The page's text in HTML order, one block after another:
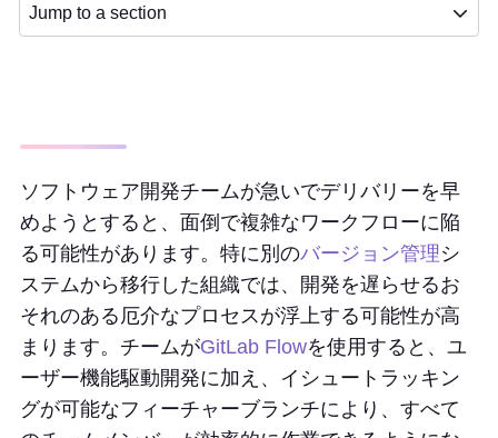
Jump to a section
ソフトウェア開発チームが急いでデリバリーを早
めようとすると、面倒で複雑なワークフローに陥
る可能性があります。特に別のバージョン管理シ
ステムから移行した組織では、開発を遅らせるお
それのある厄介なプロセスが浮上する可能性が高
まります。チームがGitLab Flowを使用すると、ユ
ーザー機能駆動開発に加え、イシュートラッキン
グが可能なフィーチャーブランチにより、すべて